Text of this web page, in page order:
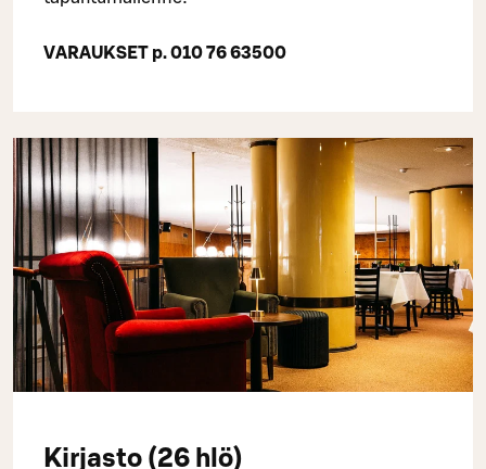
VARAUKSET p.010 76 63500
Kirjasto (26 hlö)